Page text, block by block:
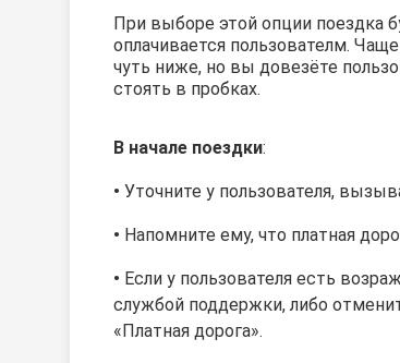
При выборе этой опции поездка
оплачивается пользователм.
чуть ниже, но вы довезёте
стоять в пробках.
В начале поездки:
• Уточните у пользователя,
• Напомните ему, что платная
• Если у пользователя есть
службой поддержки, либо
«Платная дорога».